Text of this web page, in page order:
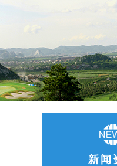
新闻